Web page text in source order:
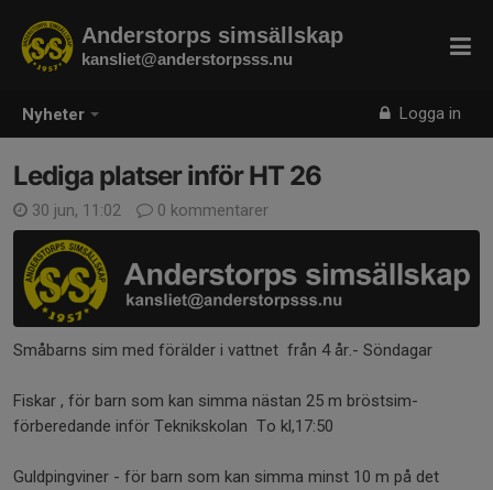
Nyheter Logga in
Anderstorps simsällskap
kansliet@anderstorpsss.nu
Lediga platser inför HT 26
30 jun, 11:02 0 kommentarer
Småbarns sim med förälder i vattnet från 4 år.- Söndagar
Fiskar , för barn som kan simma nästan 25 m bröstsim-
förberedande inför Teknikskolan To kl,17:50
Guldpingviner - för barn som kan simma minst 10 m på det